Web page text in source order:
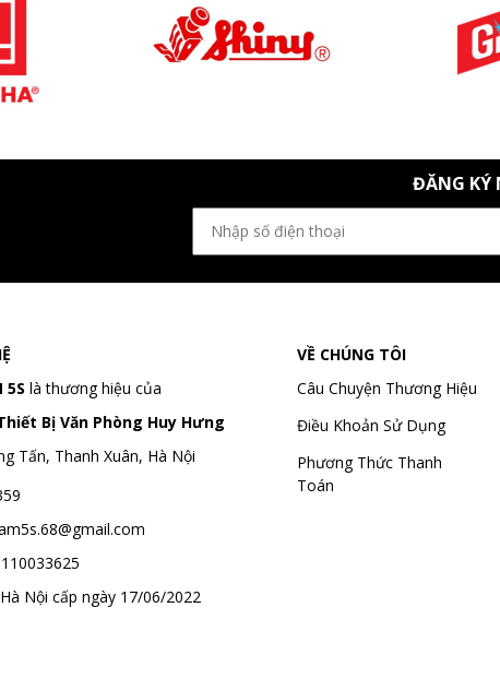
ĐĂNG KÝ
5S là thương hiệu của
Bị Văn Phòng Huy Hưng
Tấn, Thanh Xuân, Hà Nội
Nội cấp ngày 17/06/2022
VỀ CHÚNG TÔI
Câu Chuyện Thương Hiệu
Điều Khoản Sử Dụng
Phương Thức Thanh
Toán